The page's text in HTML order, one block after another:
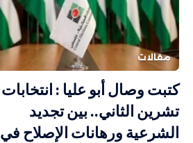
مقالات
تشرين الثاني.. بين تجديد
الشرعية ورهانات الإصلاح في